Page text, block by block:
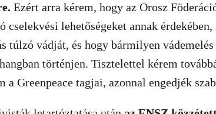
Ezért arra kérem, hogy az Orosz
cselekvési lehetőségeket annak
túlzó vádját, és hogy bármilyen
történjen. Tisztelettel kérem
a Greenpeace tagjai, azonnal engedjék